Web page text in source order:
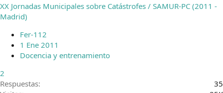
r
r
d
o
XX Jornadas Municipales sobre Catástrofes / SAMUR-PC (2011 -
Madrid)
Fer-112
1 Ene 2011
Docencia y entrenamiento
2
Respuestas
35